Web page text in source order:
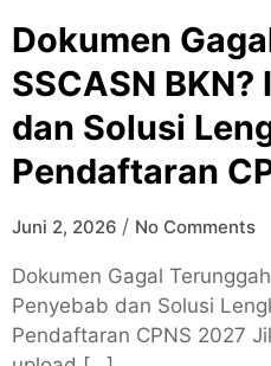
Dokumen
SSCASN
dan Solusi
Pendaftaran
Juni 2, 2026 / No Comments
Dokumen Gagal
Penyebab dan Solusi
Pendaftaran CPNS 2027